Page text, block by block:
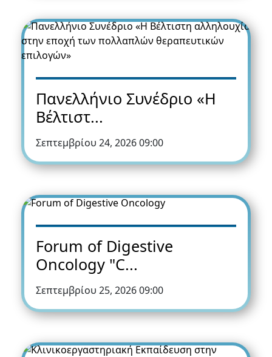
Πανελλήνιo Συνέδριο «Η
Βέλτιστ...
Σεπτεμβρίου 24, 2026 09:00
Forum of Digestive
Oncology "C...
Σεπτεμβρίου 25, 2026 09:00